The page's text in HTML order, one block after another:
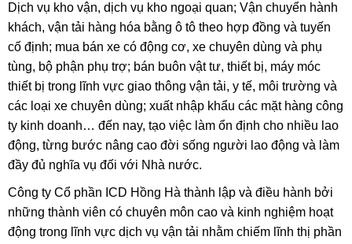
Dịch vụ kho vận, dịch vụ kho ngoại quan; Vận chuyển hành
khách, vận tải hàng hóa bằng ô tô theo hợp đồng và tuyến
cố định; mua bán xe có động cơ, xe chuyên dùng và phụ
tùng, bộ phận phụ trợ; bán buôn vật tư, thiết bị, máy móc
thiết bị trong lĩnh vực giao thông vận tải, y tế, môi trường và
các loại xe chuyên dùng; xuất nhập khẩu các mặt hàng công
ty kinh doanh… đến nay, tạo việc làm ổn định cho nhiều lao
động, từng bước nâng cao đời sống người lao động và làm
đầy đủ nghĩa vụ đối với Nhà nước.
Công ty Cổ phần ICD Hồng Hà thành lập và điều hành bởi
những thành viên có chuyên môn cao và kinh nghiệm hoạt
động trong lĩnh vực dịch vụ vận tải nhằm chiếm lĩnh thị phần